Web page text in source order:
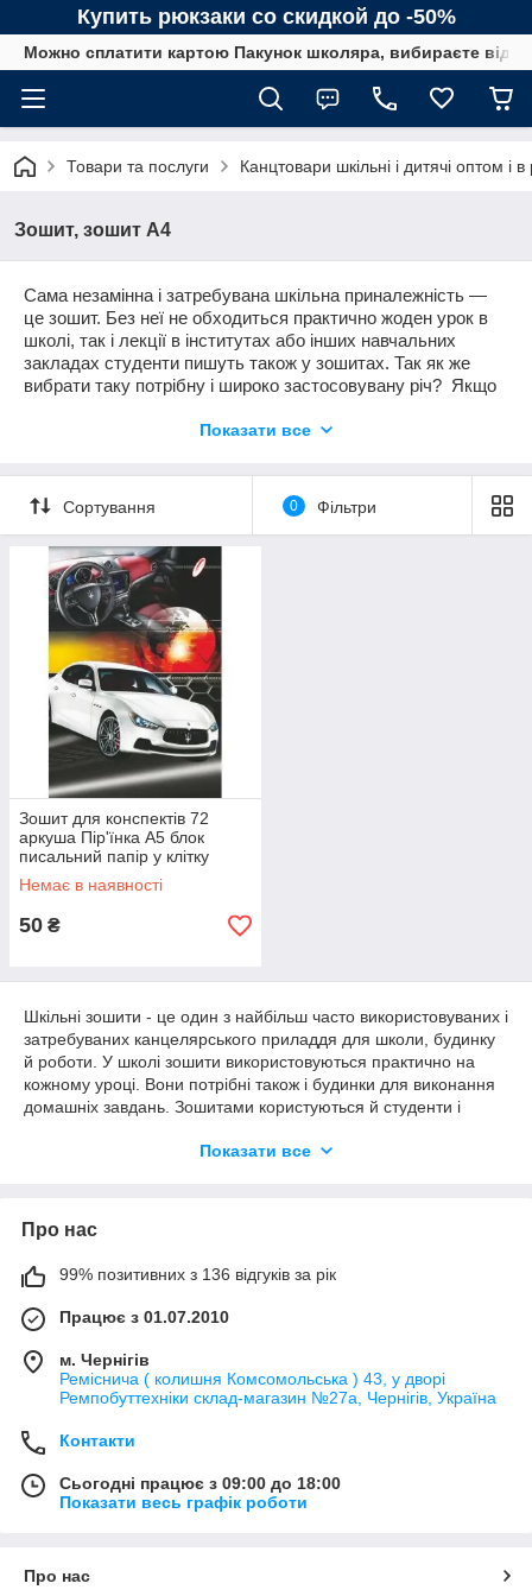
Купить рюкзаки со скидкой до -50%
Можно сплатити картою Пакунок школяра, вибираєте від
Товари та послуги Канцтовари шкільні і дитячі оптом і в
Зошит, зошит А4
Сама незамінна і затребувана шкільна приналежність ―
це зошит. Без неї не обходиться практично жоден урок в
школі, так і лекції в інститутах або інших навчальних
закладах студенти пишуть також у зошитах. Так як же
вибрати таку потрібну і широко застосовувану річ? Якщо
сторінки зошита, вони повинні бути помірно білими, але ні
купувати зошити з нечіткою кліткою або лінією. Сторінки
зошита не повинні просвічуватися, а її обкладинка повинна
бути щільною, так зошит на довгий час залишиться
охайною. Так само школяреві не варто купувати зошит з
великою кількістю листів, якщо того не вимагає
досліджуваний предмет. Студенти зазвичай вибирають
зошит на 48, 60 або ж 96 аркушів, адже писати їм
доводиться дуже багато. На нашому сайті ви зможете
переглянути
асортимент зошитів, таких відомих фірм, як
"Зошит Укра їни," "Бріск"
Модний дизайн зошити, відмінна якість, гарні малюнки
з улюбленими героями ― все це та багато іншого ви
зможете замовити у нас на сайті.
Показати все
Сортування 0 Фільтри
Зошит для конспектів 72
аркуша Пір'їнка А5 блок
писальний папір у клітку
обкладинка твердий
ламінований картон
Немає в наявності
50 ₴
Шкільні зошити - це один з найбільш часто використовуваних і
затребуваних канцелярського приладдя для школи, будинку
й роботи. У школі зошити використовуються практично на
кожному уроці. Вони потрібні також і будинки для виконання
домашніх завдань. Зошитами користуються й студенти і
Оскільки зошити настільки потрібні і затребувані, їх краще
порадують. Купувати оптом - це набагато вигідніше і
нашому сайті ми пропонуємо вам широкий асортимент
України", "1 вересня", "Голд", "Бріск", гарної якості та за
Заказать на нашем сайте тетради как оптом, так и в розницу
вы можете позвонив или оставив заявку на сайте. Мы будем
Показати все
Про нас
99% позитивних з 136 відгуків за рік
Працює з 01.07.2010
м. Чернігів
Реміснича ( колишня Комсомольська ) 43, у дворі
Ремпобуттехніки склад-магазин №27a, Чернігів, Україна
Контакти
Сьогодні працює з 09:00 до 18:00
Показати весь графік роботи
Про нас